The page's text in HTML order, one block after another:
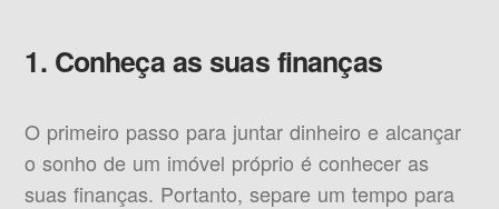
1. Conheça as suas finanças
O primeiro passo para juntar dinheiro e alcançar
o sonho de um imóvel próprio é conhecer as
suas finanças. Portanto, separe um tempo para